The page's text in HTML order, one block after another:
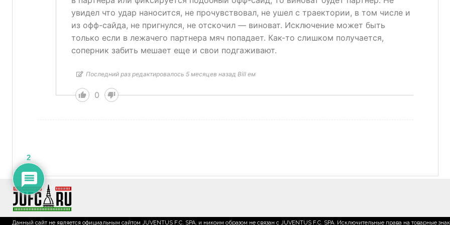
увидел что удар наносится, не прочувствовал, не ушел с траектории, в том числе и
из офф-сайда, не пригнулся, не отскочил — виноват. Исключение может быть
только если в лежачего партнера мяч попадает. Как-то слишком получается,
соперник забить мешает еще и свои подгаживают.
Последний раз редактировалось 5 месяцев назад Bill ем
0
Данный сайт не является официальным сайтом JUVENTUS F.C. SPA, и никоим образом не связан с JUVENTUS F.C. SPA. Исключительные права на товарные
2